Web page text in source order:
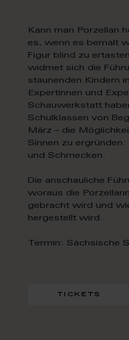
Kann man Porzellan
es, wenn es bemalt
Figur blind zu
widmet sich die
staunenden Kindern
Expertinnen und
Schauwerkstatt
Schulklassen von
März – die
Sinnen zu ergründen:
und Schmecken.
Die anschauliche
woraus die
gebracht wird und
hergestellt wird.
Termin: Sächsische
tickets